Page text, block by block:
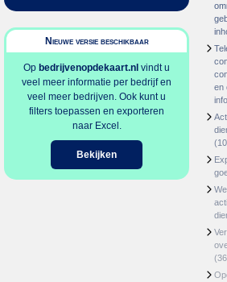
Nieuwe versie beschikbaar
Op bedrijvenopdekaart.nl vindt u
veel meer informatie per bedrijf en
veel meer bedrijven. Ook kunt u
filters toepassen en exporteren
naar Excel.
Bekijken
en